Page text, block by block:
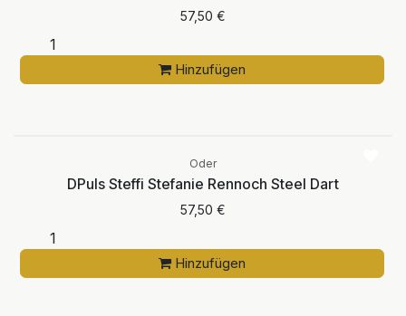
57,50 €
Hinzufügen
Oder
DPuls Steffi Stefanie Rennoch Steel Dart
57,50 €
Hinzufügen